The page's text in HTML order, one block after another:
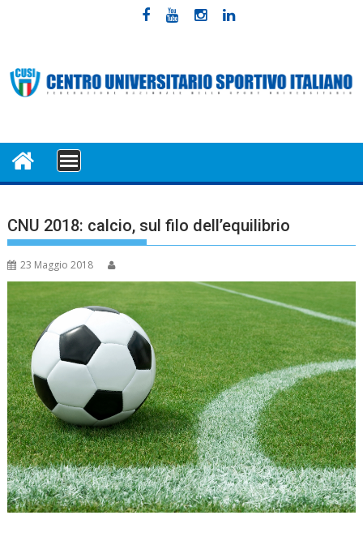
MENU
CNU 2018: calcio, sul filo dell’equilibrio
23 Maggio 2018